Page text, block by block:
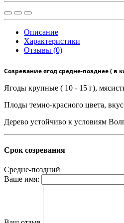
Описание
Характеристики
Отзывы (0)
Созревание ягод средне-позднее ( в
Ягоды крупные ( 10 - 15 г),
Плоды темно-красного цвета,
Дерево устойчиво к условиям
Срок созревания
Средне-поздний
Ваше имя: